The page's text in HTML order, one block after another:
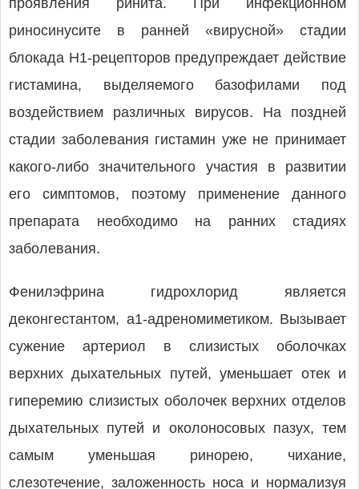
проявления ринита. При инфекционном
риносинусите в ранней «вирусной» стадии
блокада Н1-рецепторов предупреждает действие
гистамина, выделяемого базофилами под
воздействием различных вирусов. На поздней
стадии заболевания гистамин уже не принимает
какого-либо значительного участия в развитии
его симптомов, поэтому применение данного
препарата необходимо на ранних стадиях
заболевания.
Фенилэфрина гидрохлорид является
деконгестантом, a1-адреномиметиком. Вызывает
сужение артериол в слизистых оболочках
верхних дыхательных путей, уменьшает отек и
гиперемию слизистых оболочек верхних отделов
дыхательных путей и околоносовых пазух, тем
самым уменьшая ринорею, чихание,
слезотечение, заложенность носа и нормализуя